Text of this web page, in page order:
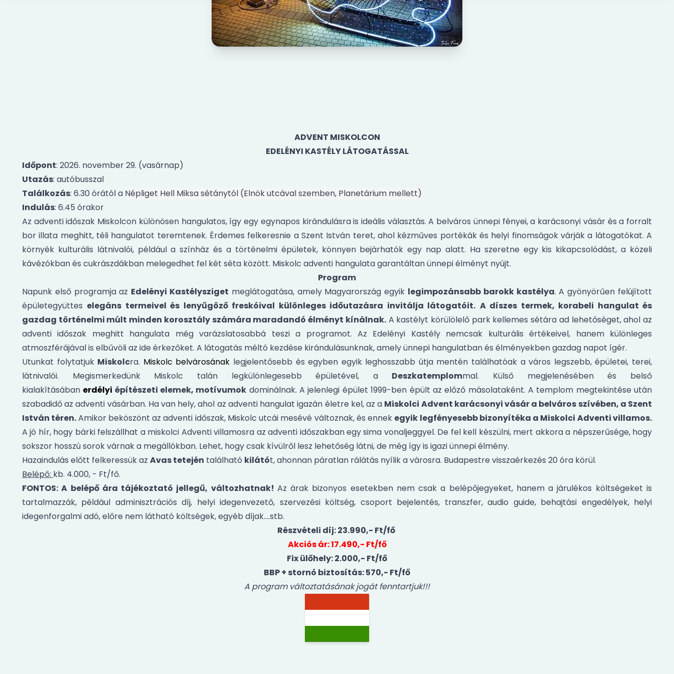
ADVENT MISKOLCON
EDELÉNYI KASTÉLY LÁTOGATÁSSAL
Időpont: 2026. november 29. (vasárnap)
Utazás: autóbusszal
Találkozás: 6.30 órától a Népliget Hell Miksa sétánytól (Elnök utcával szemben, Planetárium mellett)
Indulás: 6.45 órakor
Az adventi időszak Miskolcon különösen hangulatos, így egy egynapos kirándulásra is ideális választás. A belváros ünnepi fényei, a karácsonyi vásár és a forralt
bor illata meghitt, téli hangulatot teremtenek. Érdemes felkeresnie a Szent István teret, ahol kézműves portékák és helyi finomságok várják a látogatókat. A
környék kulturális látnivalói, például a színház és a történelmi épületek, könnyen bejárhatók egy nap alatt. Ha szeretne egy kis kikapcsolódást, a közeli
kávézókban és cukrászdákban melegedhet fel két séta között. Miskolc adventi hangulata garantáltan ünnepi élményt nyújt.
Program
Napunk első programja az Edelényi Kastélysziget meglátogatása, amely Magyarország egyik legimpozánsabb barokk kastélya. A gyönyörűen felújított
épületegyüttes elegáns termeivel és lenyűgöző freskóival különleges időutazásra invitálja látogatóit. A díszes termek, korabeli hangulat és
gazdag történelmi múlt minden korosztály számára maradandó élményt kínálnak.A kastélyt körülölelő park kellemes sétára ad lehetőséget, ahol az
adventi időszak meghitt hangulata még varázslatosabbá teszi a programot. Az Edelényi Kastély nemcsak kulturális értékeivel, hanem különleges
atmoszférájával is elbűvöli az ide érkezőket. A látogatás méltó kezdése kirándulásunknak, amely ünnepi hangulatban és élményekben gazdag napot ígér.
Utunkat folytatjuk Miskolcra. Miskolc belvárosának legjelentősebb és egyben egyik leghosszabb útja mentén találhatóak a város legszebb, épületei, terei,
látnivalói. Megismerkedünk Miskolc talán legkülönlegesebb épületével, a Deszkatemplommal. Külső megjelenésében és belső
kialakításában erdélyi építészeti elemek, motívumok dominálnak. A jelenlegi épület 1999-ben épült az előző másolataként. A templom megtekintése után
szabadidő az adventi vásárban. Ha van hely, ahol az adventi hangulat igazán életre kel, az a Miskolci Advent karácsonyi vásár a belváros szívében, a Szent
István téren.Amikor beköszönt az adventi időszak, Miskolc utcái mesévé változnak, és ennek egyik legfényesebb bizonyítéka a Miskolci Adventi villamos.
A jó hír, hogy bárki felszállhat a miskolci Adventi villamosra az adventi időszakban egy sima vonaljeggyel. De fel kell készülni, mert akkora a népszerűsége, hogy
sokszor hosszú sorok várnak a megállókban. Lehet, hogy csak kívülről lesz lehetőség látni, de még így is igazi ünnepi élmény.
Hazaindulás előtt felkeressük az Avas tetején található kilátót, ahonnan páratlan rálátás nyílik a városra. Budapestre visszaérkezés 20 óra körül.
Belépő: kb. 4.000, - Ft/fő.
FONTOS: A belépő ára tájékoztató jellegű, változhatnak! Az árak bizonyos esetekben nem csak a belépőjegyeket, hanem a járulékos költségeket is
tartalmazzák, például adminisztrációs díj, helyi idegenvezető, szervezési költség, csoport bejelentés, transzfer, audio guide, behajtási engedélyek, helyi
idegenforgalmi adó, előre nem látható költségek, egyéb díjak….stb.
Részvételi díj: 23.990,- Ft/fő
Akciós ár: 17.490,- Ft/fő
Fix ülőhely: 2.000,- Ft/fő
BBP + stornó biztosítás: 570,- Ft/fő
A program változtatásának jogát fenntartjuk!!!